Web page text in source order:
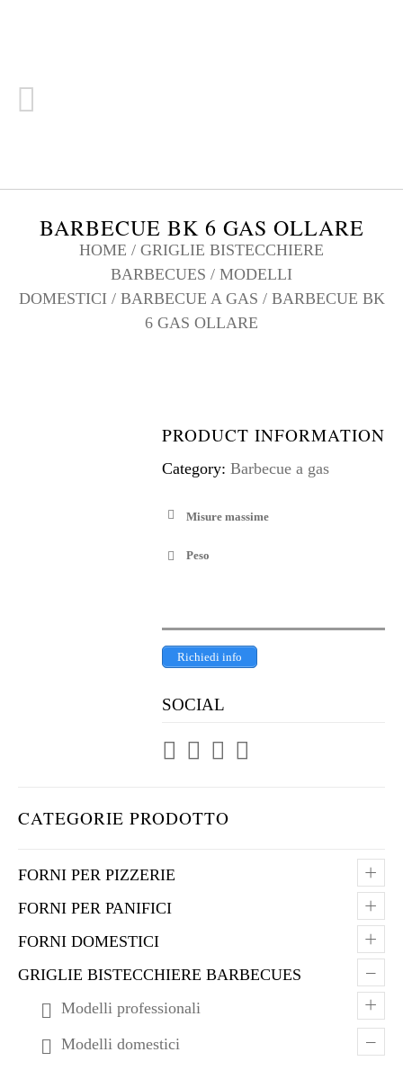
BARBECUE BK 6 GAS OLLARE
HOME / GRIGLIE BISTECCHIERE
BARBECUES / MODELLI
DOMESTICI/ BARBECUE A GAS / BARBECUE BK
6 GAS OLLARE
PRODUCT INFORMATION
Category: Barbecue a gas
Misure massime
Peso
Richiedi info
SOCIAL
CATEGORIE PRODOTTO
+
FORNI PER PIZZERIE
+
FORNI PER PANIFICI
+
FORNI DOMESTICI
–
GRIGLIE BISTECCHIERE BARBECUES
+
Modelli professionali
–
Modelli domestici